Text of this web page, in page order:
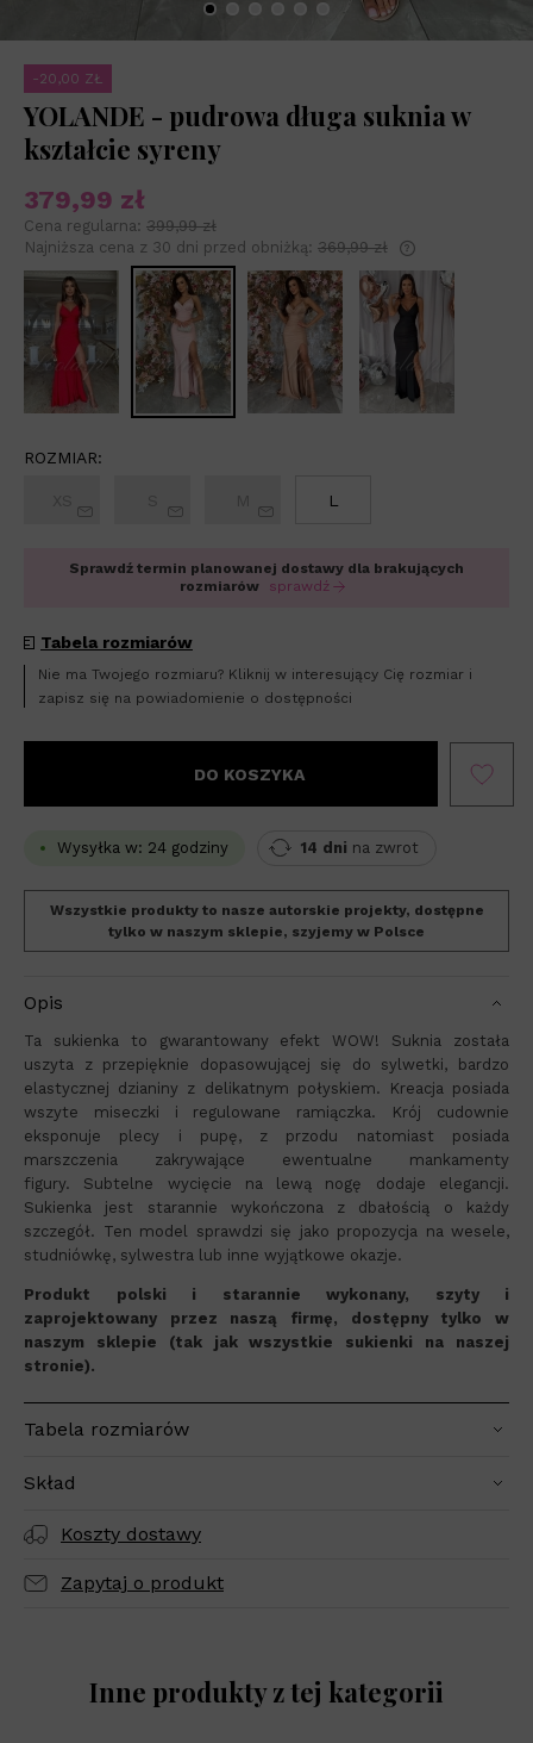
-20,00 ZŁ
YOLANDE - pudrowa długa suknia w
kształcie syreny
379,99 zł
Cena regularna: 399,99 zł
Najniższa cena z 30 dni przed obniżką: 369,99 zł
niż 30 dni,
od momentu,
sprzedaży.
ROZMIAR:
L
Sprawdź termin planowanej dostawy dla brakujących
rozmiarów
sprawdź
Tabela rozmiarów
Nie ma Twojego rozmiaru? Kliknij w interesujący Cię rozmiar i
zapisz się na powiadomienie o dostępności
DO KOSZYKA
Wysyłka w: 24 godziny 14 dni na zwrot
Wszystkie produkty to nasze autorskie projekty, dostępne
tylko w naszym sklepie, szyjemy w Polsce
Tabela rozmiarów
Skład
Opis
Ta sukienka to gwarantowany efekt WOW! Suknia została
uszyta z przepięknie dopasowującej się do sylwetki, bardzo
elastycznej dzianiny z delikatnym połyskiem. Kreacja posiada
wszyte miseczki i regulowane ramiączka. Krój cudownie
eksponuje plecy i pupę, z przodu natomiast posiada
marszczenia zakrywające ewentualne mankamenty
figury. Subtelne wycięcie na lewą nogę dodaje elegancji.
Sukienka jest starannie wykończona z dbałością o każdy
szczegół. Ten model sprawdzi się jako propozycja na wesele,
studniówkę, sylwestra lub inne wyjątkowe okazje.
Produkt polski i starannie wykonany, szyty i
zaprojektowany przez naszą firmę, dostępny tylko w
naszym sklepie (tak jak wszystkie sukienki na naszej
stronie).
Koszty dostawy
Zapytaj o produkt
Inne produkty z tej kategorii